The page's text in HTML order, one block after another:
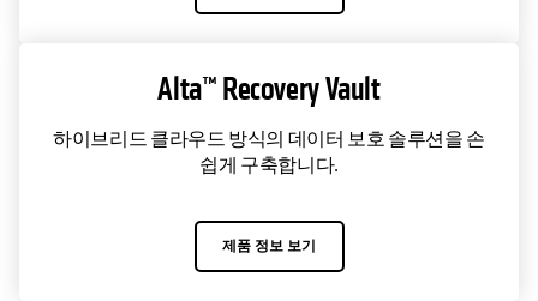
Alta™ Recovery Vault
하이브리드 클라우드 방식의 데이터 보호 솔루션을 손
쉽게 구축합니다.
제품 정보 보기